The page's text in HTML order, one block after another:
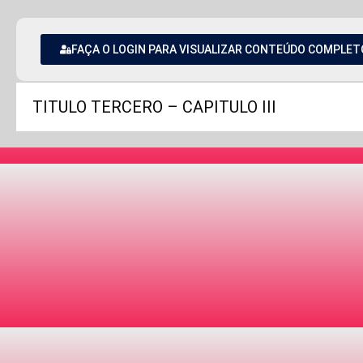
FAÇA O LOGIN PARA VISUALIZAR CONTEÚDO
TITULO TERCERO – CAPITULO III